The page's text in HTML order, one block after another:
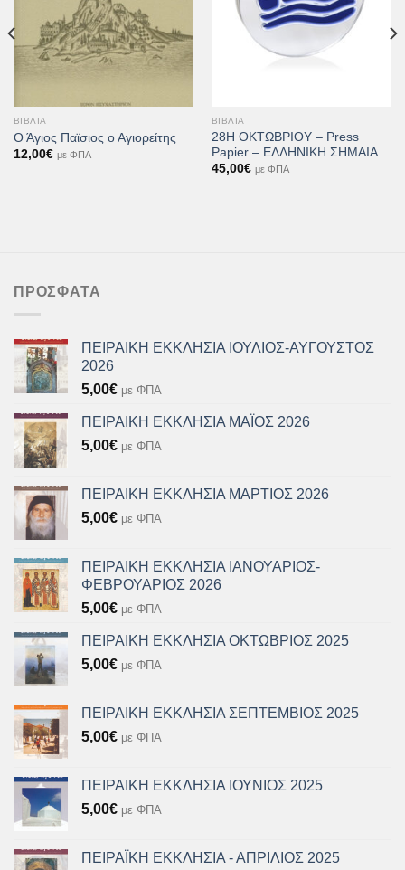
ΒΙΒΛΊΑ
Ο Άγιος Παϊσιος ο Αγιορείτης
12,00€ με ΦΠΑ
ΒΙΒΛΊΑ
28Η ΟΚΤΩΒΡΙΟΥ – Press
Papier – ΕΛΛΗΝΙΚΗ ΣΗΜΑΙΑ
45,00€ με ΦΠΑ
ΠΡΌΣΦΑΤΑ
ΠΕΙΡΑΙΚΗ ΕΚΚΛΗΣΙΑ ΙΟΥΛΙΟΣ-ΑΥΓΟΥΣΤΟΣ
2026
5,00€ με ΦΠΑ
ΠΕΙΡΑΙΚΗ ΕΚΚΛΗΣΙΑ ΜΑΪΟΣ 2026
5,00€ με ΦΠΑ
ΠΕΙΡΑΙΚΗ ΕΚΚΛΗΣΙΑ ΜΑΡΤΙΟΣ 2026
5,00€ με ΦΠΑ
ΠΕΙΡΑΙΚΗ ΕΚΚΛΗΣΙΑ ΙΑΝΟΥΑΡΙΟΣ-
ΦΕΒΡΟΥΑΡΙΟΣ 2026
5,00€ με ΦΠΑ
ΠΕΙΡΑΙΚΗ ΕΚΚΛΗΣΙΑ ΟΚΤΩΒΡΙΟΣ 2025
5,00€ με ΦΠΑ
ΠΕΙΡΑΙΚΗ ΕΚΚΛΗΣΙΑ ΣΕΠΤΕΜΒΙΟΣ 2025
5,00€ με ΦΠΑ
ΠΕΙΡΑΙΚΗ ΕΚΚΛΗΣΙΑ ΙΟΥΝΙΟΣ 2025
5,00€ με ΦΠΑ
ΠΕΙΡΑΪΚΗ ΕΚΚΛΗΣΙΑ - ΑΠΡΙΛΙΟΣ 2025